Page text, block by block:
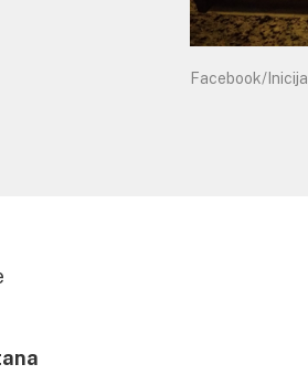
Facebook/